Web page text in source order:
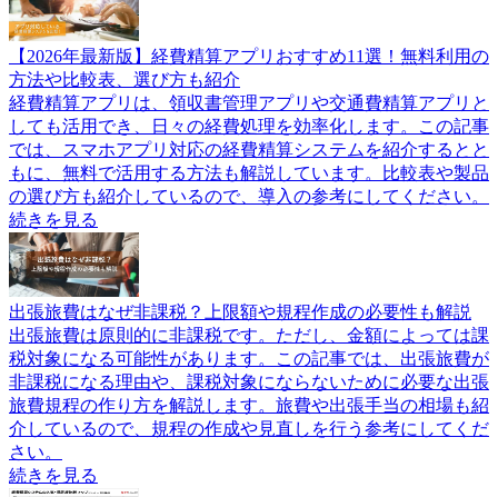
【2026年最新版】経費精算アプリおすすめ11選！無料利用の
方法や比較表、選び方も紹介
経費精算アプリは、領収書管理アプリや交通費精算アプリと
しても活用でき、日々の経費処理を効率化します。この記事
では、スマホアプリ対応の経費精算システムを紹介するとと
もに、無料で活用する方法も解説しています。比較表や製品
の選び方も紹介しているので、導入の参考にしてください。
続きを見る
出張旅費はなぜ非課税？上限額や規程作成の必要性も解説
出張旅費は原則的に非課税です。ただし、金額によっては課
税対象になる可能性があります。この記事では、出張旅費が
非課税になる理由や、課税対象にならないために必要な出張
旅費規程の作り方を解説します。旅費や出張手当の相場も紹
介しているので、規程の作成や見直しを行う参考にしてくだ
さい。
続きを見る